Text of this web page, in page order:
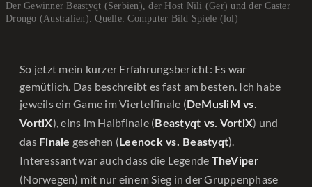
Der Gewinner Beastyqt (Serbien), der Host Nili (Ger) und der Caster
Drongo (Australien). Quelle: Computer Bild Spiele (lol)
So jetzt mein kurzer Erfahrungsbericht: Es war
gemütlich. Das beschreibt es fast am besten. Ich habe
jeweils ein Game im Viertelfinale ( DeMusliM vs.
VortiX), eins im Halbfinale ( Beastyqt vs. VortiX) und
das Finale gesehen ( Leenock vs. Beastyqt).
Interessant war auch dass die Legende TheViper
(Norwegen) mit nur einem Sieg in der Gruppenphase